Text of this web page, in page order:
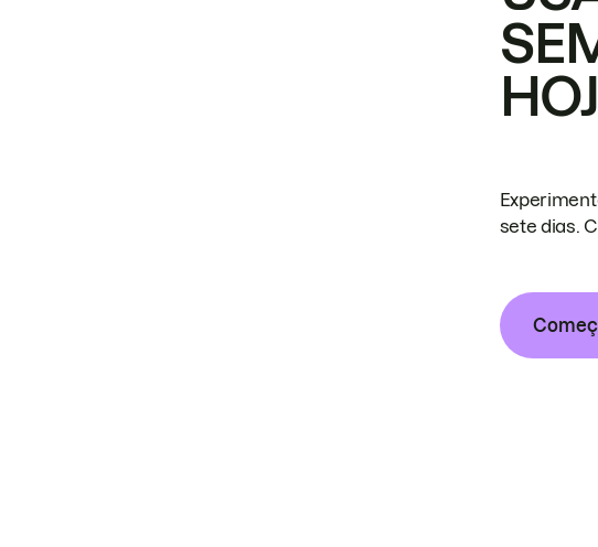
sete dias.